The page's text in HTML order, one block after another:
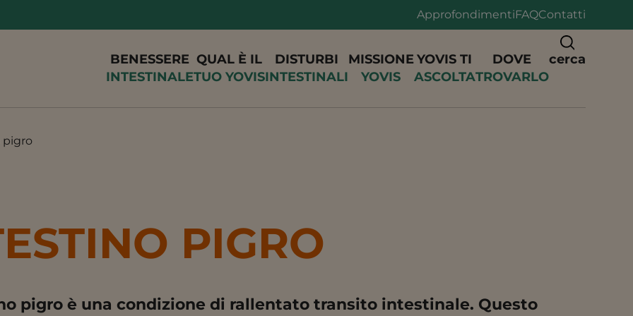
ApprofondimentiFAQContatti
BENESSERE
INTESTINALE
QUAL È IL
TUO YOVIS
DISTURBI
INTESTINALI
MISSIONE
YOVIS
YOVIS TI
ASCOLTA
DOVE
TROVARLO
cerca
pigro
PIGRO
pigroè unacondizione di rallentato transito intestinale. Questo